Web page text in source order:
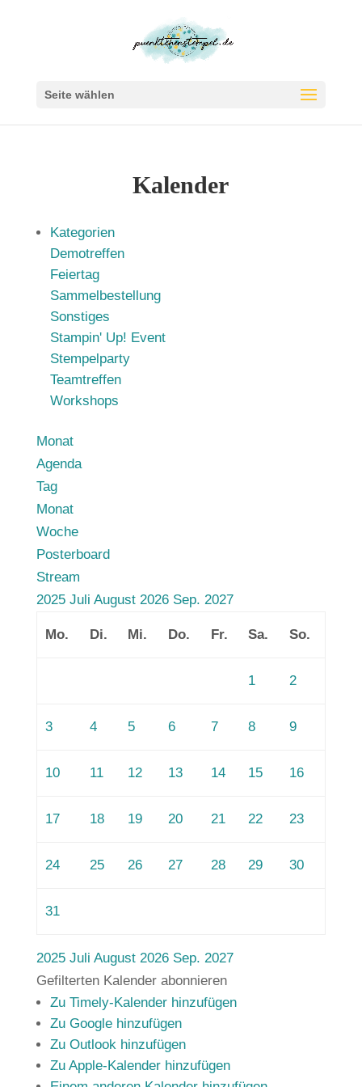
Seite wählen
Kalender
Kategorien
Demotreffen
Feiertag
Sammelbestellung
Sonstiges
Stampin' Up! Event
Stempelparty
Teamtreffen
Workshops
Monat
Agenda
Tag
Monat
Woche
Posterboard
Stream
2025 Juli August 2026 Sep. 2027
Mo. Di. Mi. Do. Fr. Sa. So.
1 2
3 4 5 6 7 8 9
10 11 12 13 14 15 16
17 18 19 20 21 22 23
24 25 26 27 28 29 30
31
2025 Juli August 2026 Sep. 2027
Gefilterten Kalender abonnieren
Zu Timely-Kalender hinzufügen
Zu Google hinzufügen
Zu Outlook hinzufügen
Zu Apple-Kalender hinzufügen